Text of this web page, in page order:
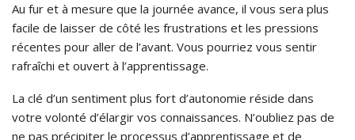
Au fur et à mesure que la journée avance, il vous sera plus
facile de laisser de côté les frustrations et les pressions
récentes pour aller de l’avant. Vous pourriez vous sentir
rafraîchi et ouvert à l’apprentissage.
La clé d’un sentiment plus fort d’autonomie réside dans
votre volonté d’élargir vos connaissances. N’oubliez pas de
ne pas précipiter le processus d’apprentissage et de